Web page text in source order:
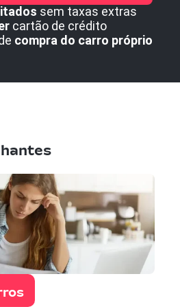
sem taxas extras
cartão de crédito
compra do carro próprio